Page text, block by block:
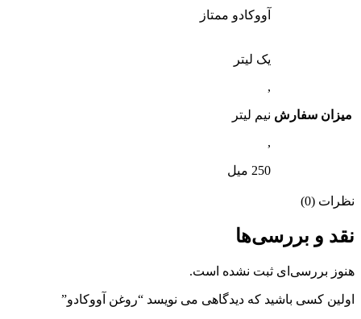
آووکادو ممتاز
میزان سفارش
یک لیتر
,
نیم لیتر
,
250 میل
نظرات (0)
نقد و بررسی‌ها
هنوز بررسی‌ای ثبت نشده است.
اولین کسی باشید که دیدگاهی می نویسد “روغن آووکادو”